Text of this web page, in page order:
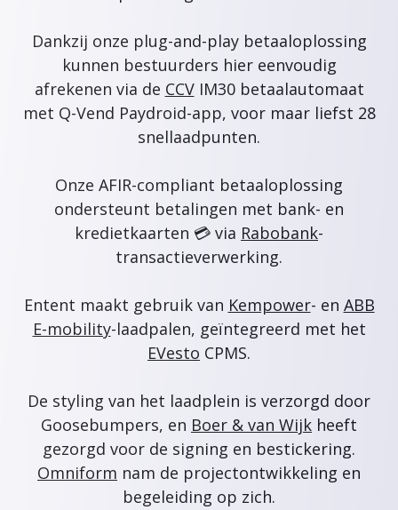
Dankzij onze plug-and-play betaaloplossing
kunnen bestuurders hier eenvoudig
afrekenen via de CCVIM30 betaalautomaat
met Q-Vend Paydroid-app, voor maar liefst 28
snellaadpunten.
Onze AFIR-compliant betaaloplossing
ondersteunt betalingen met bank- en
kredietkaarten 💳 via Rabobank-
transactieverwerking.
Entent maakt gebruik van Kempower- en ABB
E-mobility-laadpalen, geïntegreerd met het
EVesto CPMS.
De styling van het laadplein is verzorgd door
Goosebumpers, en Boer & van Wijk heeft
gezorgd voor de signing en bestickering.
Omniform nam de projectontwikkeling en
begeleiding op zich.